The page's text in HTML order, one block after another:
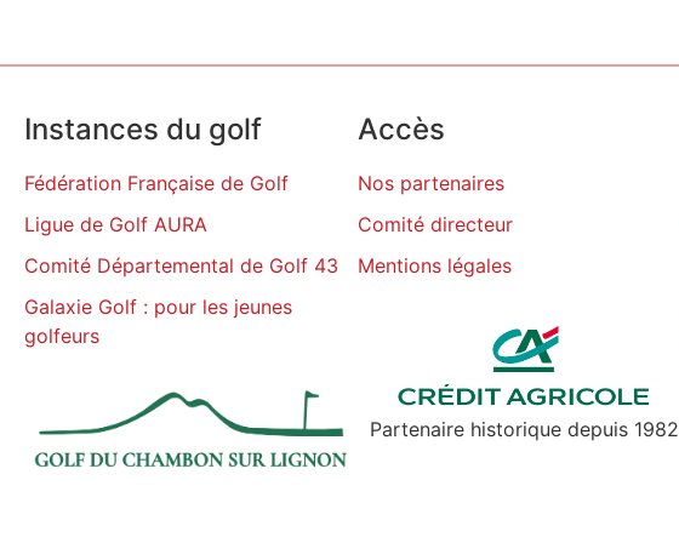
Instances du golf
Fédération Française de Golf
Ligue de Golf AURA
Comité Départemental de Golf 43
Galaxie Golf : pour les jeunes
golfeurs
Accès
Nos partenaires
Comité directeur
Mentions légales
Partenaire historique depuis 1982